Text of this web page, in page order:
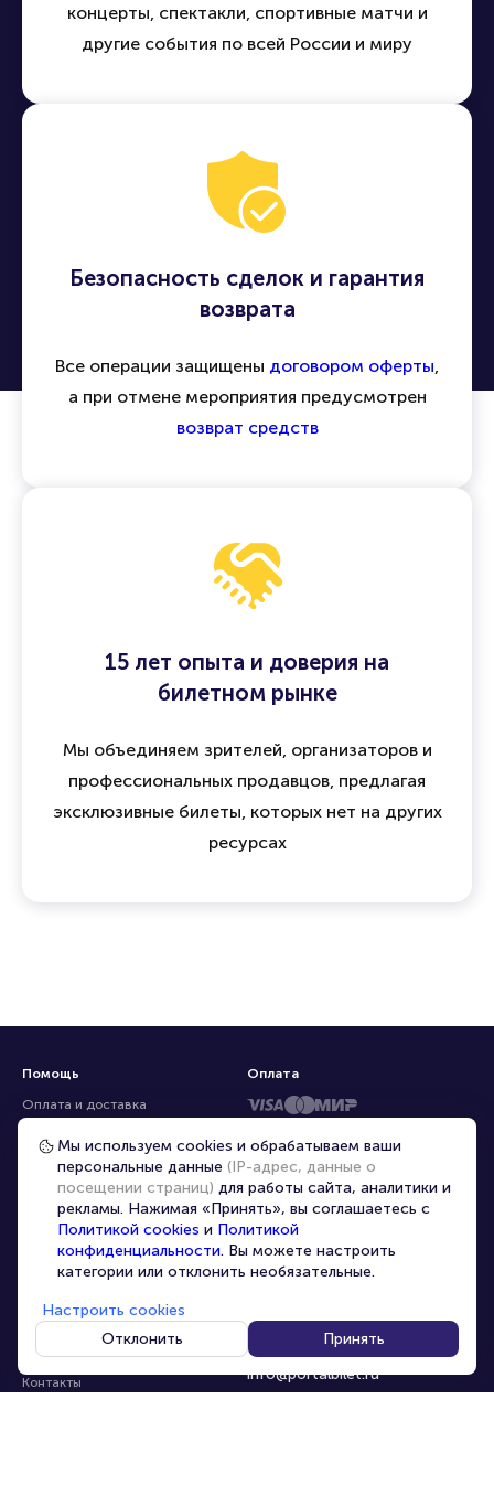
концерты, спектакли, спортивные матчи и
другие события по всей России и миру
Безопасность сделок и гарантия
возврата
Все операции защищены договором оферты,
а при отмене мероприятия предусмотрен
возврат средств
15 лет опыта и доверия на
билетном рынке
Мы объединяем зрителей, организаторов и
профессиональных продавцов, предлагая
эксклюзивные билеты, которых нет на других
ресурсах
Помощь
Оплата и доставка
Частые вопросы
Перепродажа билетов
Организаторам
Корпоративным клиентам
VIP-билеты
Персональные данные
О компании
Контакты
8-800-500-42-62
8-499-226-15-14
info@portalbilet.ru
С 10:00 до 21:00,
Оплата
Мы используем cookies и обрабатываем ваши
персональные данные (IP-адрес, данные о
посещении страниц) для работы сайта, аналитики и
рекламы. Нажимая «Принять», вы соглашаетесь с
Политикой cookies и Политикой
конфиденциальности. Вы можете настроить
категории или отклонить необязательные.
Настроить cookies
Отклонить
Принять